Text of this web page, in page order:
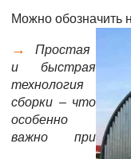
Можно обозначить
Простая
и быстрая
технология
сборки – что
особенно
важно при